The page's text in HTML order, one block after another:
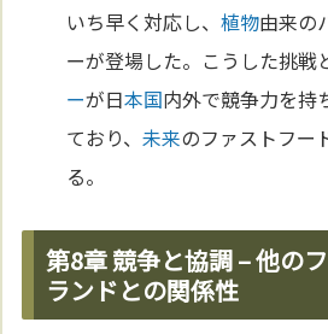
いち早く対応し、植物由来の
ーが登場した。こうした挑戦
ーが日本国内外で競争力を持
ており、未来のファストフー
る。
第8章 競争と協調 – 他の
ランドとの関係性